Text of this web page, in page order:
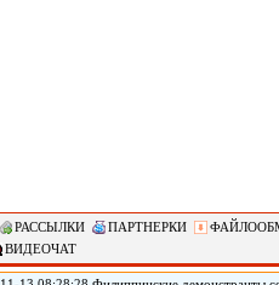
РАССЫЛКИ ПАРТНЕРКИ
ВИДЕОЧАТ